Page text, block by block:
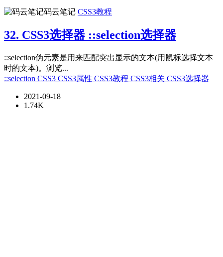
码云笔记 CSS3教程
32. CSS3选择器 ::selection选择器
::selection伪元素是用来匹配突出显示的文本(用鼠标选择文本
时的文本)。浏览...
::selection CSS3 CSS3属性 CSS3教程 CSS3相关 CSS3选择器
2021-09-18
1.74K